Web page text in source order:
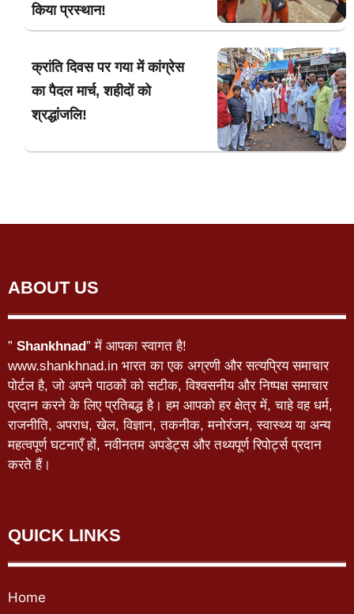
किया प्रस्थान!
क्रांति दिवस पर गया में कांग्रेस
का पैदल मार्च, शहीदों को
श्रद्धांजलि!
ABOUT US
” Shankhnad” में आपका स्वागत है!
www.shankhnad.in भारत का एक अग्रणी और सत्यप्रिय समाचार
पोर्टल है, जो अपने पाठकों को सटीक, विश्वसनीय और निष्पक्ष समाचार
प्रदान करने के लिए प्रतिबद्ध है। हम आपको हर क्षेत्र में, चाहे वह धर्म,
राजनीति, अपराध, खेल, विज्ञान, तकनीक, मनोरंजन, स्वास्थ्य या अन्य
महत्वपूर्ण घटनाएँ हों, नवीनतम अपडेट्स और तथ्यपूर्ण रिपोर्ट्स प्रदान
करते हैं।
QUICK LINKS
Home